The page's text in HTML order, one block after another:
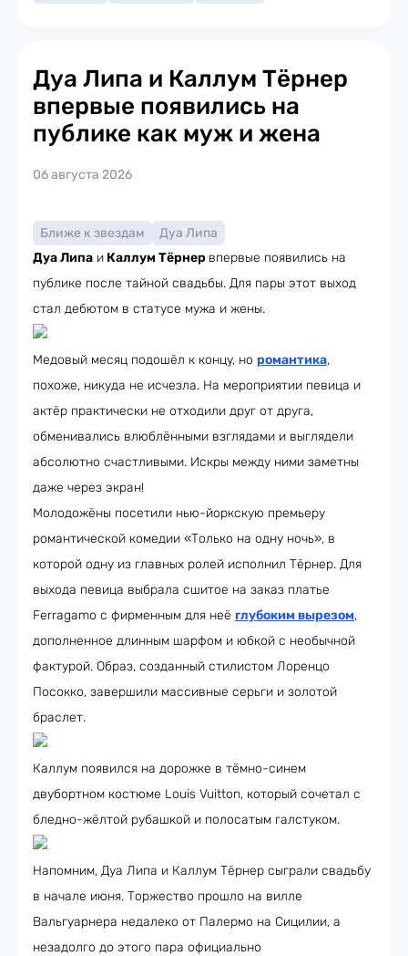
Дуа Липа и Каллум Тёрнер
впервые появились на
публике как муж и жена
06 августа 2026
Ближе к звездам
Дуа Липа
Дуа Липа и Каллум Тёрнер впервые появились на
публике после тайной свадьбы. Для пары этот выход
стал дебютом в статусе мужа и жены.
Медовый месяц подошёл к концу, но романтика,
похоже, никуда не исчезла. На мероприятии певица и
актёр практически не отходили друг от друга,
обменивались влюблёнными взглядами и выглядели
абсолютно счастливыми. Искры между ними заметны
даже через экран!
Молодожёны посетили нью-йоркскую премьеру
романтической комедии «Только на одну ночь», в
которой одну из главных ролей исполнил Тёрнер. Для
выхода певица выбрала сшитое на заказ платье
Ferragamo с фирменным для неё глубоким вырезом,
дополненное длинным шарфом и юбкой с необычной
фактурой. Образ, созданный стилистом Лоренцо
Посокко, завершили массивные серьги и золотой
браслет.
Каллум появился на дорожке в тёмно-синем
двубортном костюме Louis Vuitton, который сочетал с
бледно-жёлтой рубашкой и полосатым галстуком.
Напомним, Дуа Липа и Каллум Тёрнер сыграли свадьбу
в начале июня. Торжество прошло на вилле
Вальгуарнера недалеко от Палермо на Сицилии, а
незадолго до этого пара официально